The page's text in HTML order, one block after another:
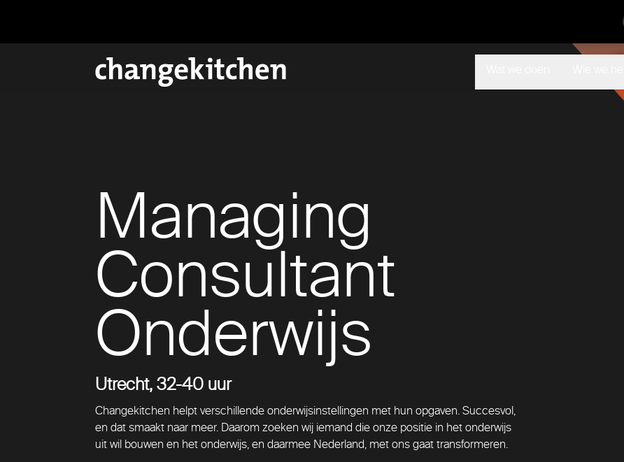
Managing
Consultant
Onderwijs
Utrecht, 32-40 uur
Changekitchen helpt verschillende onderwijsinstellingen met hun opgaven. Succesvol,
en dat smaakt naar meer. Daarom zoeken wij iemand die onze positie in het onderwijs
uit wil bouwen en het onderwijs, en daarmee Nederland, met ons gaat transformeren.